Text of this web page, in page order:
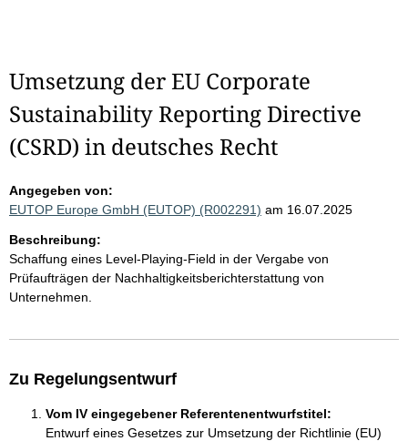
Umsetzung der EU Corporate
Sustainability Reporting Directive
(CSRD) in deutsches Recht
Angegeben von:
EUTOP Europe GmbH (EUTOP) (R002291) am 16.07.2025
Beschreibung:
Schaffung eines Level-Playing-Field in der Vergabe von
Prüfaufträgen der Nachhaltigkeitsberichterstattung von
Unternehmen.
Zu Regelungsentwurf
Vom IV eingegebener Referentenentwurfstitel:
Entwurf eines Gesetzes zur Umsetzung der Richtlinie (EU)